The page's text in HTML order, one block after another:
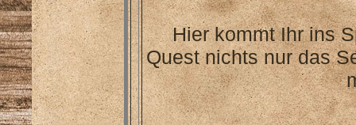
Hier kommt Ihr ins
Quest nichts nur das